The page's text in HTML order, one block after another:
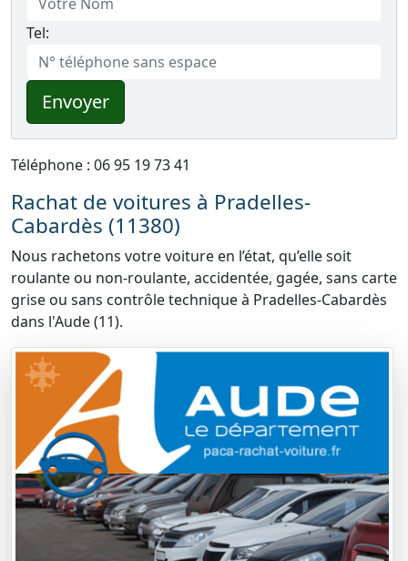
Tel:
Envoyer
Téléphone : 06 95 19 73 41
Rachat de voitures à Pradelles-
Cabardès (11380)
Nous rachetons votre voiture en l’état, qu’elle soit
roulante ou non-roulante, accidentée, gagée, sans carte
grise ou sans contrôle technique à Pradelles-Cabardès
dans l'Aude (11).